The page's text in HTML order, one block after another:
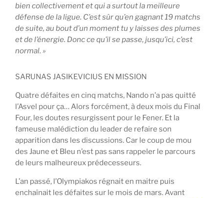
bien collectivement et qui a surtout la meilleure
défense de la ligue. C’est sûr qu’en gagnant 19 matchs
de suite, au bout d’un moment tu y laisses des plumes
et de l’énergie. Donc ce qu’il se passe, jusqu’ici, c’est
normal. »
SARUNAS JASIKEVICIUS EN MISSION
Quatre défaites en cinq matchs, Nando n’a pas quitté
l’Asvel pour ça… Alors forcément, à deux mois du Final
Four, les doutes resurgissent pour le Fener. Et la
fameuse malédiction du leader de refaire son
apparition dans les discussions. Car le coup de mou
des Jaune et Bleu n’est pas sans rappeler le parcours
de leurs malheureux prédecesseurs.
L’an passé, l’Olympiakos régnait en maitre puis
enchaînait les défaites sur le mois de mars. Avant